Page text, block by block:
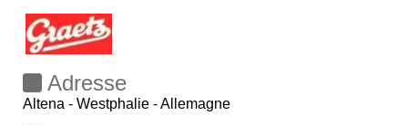
Adresse
Altena - Westphalie - Allemagne